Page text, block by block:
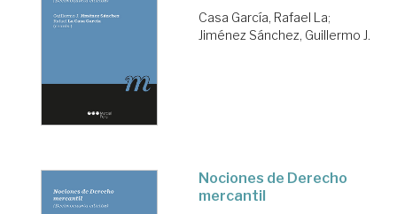
Casa García, Rafael La;
Jiménez Sánchez, Guillermo J.
Nociones de Derecho
mercantil